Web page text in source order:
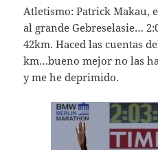
Atletismo: Patrick Makau,
al grande Gebreselasie…
42km. Haced las cuentas
km…bueno mejor no las
y me he deprimido.